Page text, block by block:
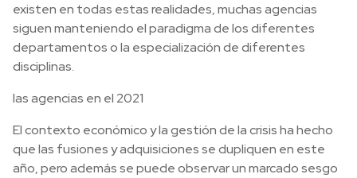
existen en todas estas realidades, muchas agencias
siguen manteniendo el paradigma de los diferentes
departamentos o la especialización de diferentes
disciplinas.
las agencias en el 2021
El contexto económico y la gestión de la crisis ha hecho
que las fusiones y adquisiciones se dupliquen en este
año, pero además se puede observar un marcado sesgo